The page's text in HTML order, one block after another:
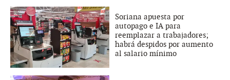
Soriana apuesta por
autopago e IA para
reemplazar a trabajadores;
habrá despidos por aumento
al salario mínimo